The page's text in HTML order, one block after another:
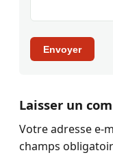
Envoyer
Laisser un
Votre adresse e-
champs